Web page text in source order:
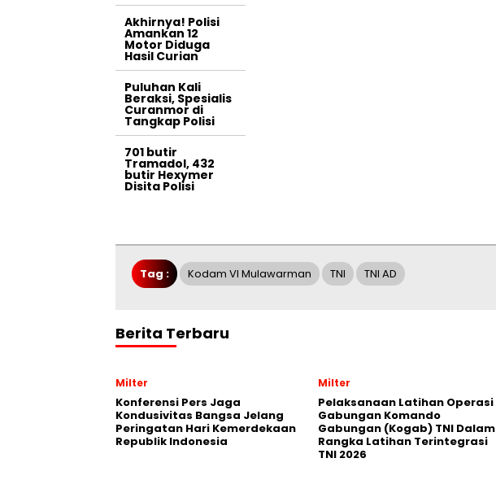
Akhirnya! Polisi
Amankan 12
Motor Diduga
Hasil Curian
Puluhan Kali
Beraksi, Spesialis
Curanmor di
Tangkap Polisi
701 butir
Tramadol, 432
butir Hexymer
Disita Polisi
Tag : Kodam VI Mulawarman TNI TNI AD
Berita Terbaru
Milter
Konferensi Pers Jaga
Kondusivitas Bangsa Jelang
Peringatan Hari Kemerdekaan
Republik Indonesia
Milter
Pelaksanaan Latihan Operasi
Gabungan Komando
Gabungan (Kogab) TNI Dalam
Rangka Latihan Terintegrasi
TNI 2026